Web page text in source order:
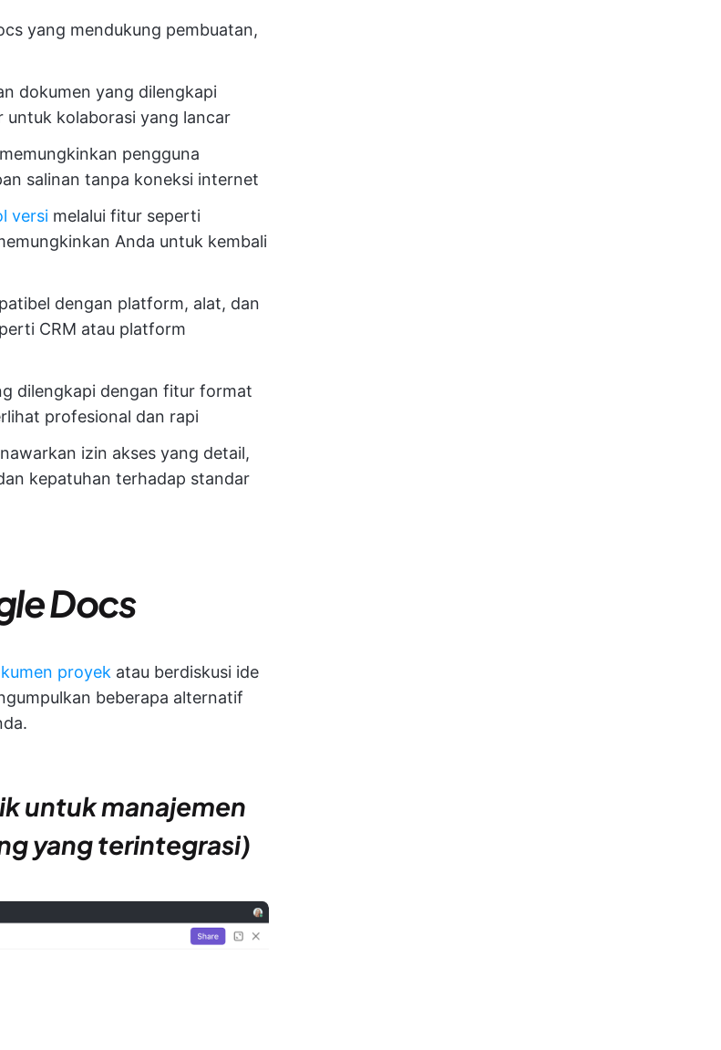
yang mendukung pembuatan,
dokumen yang dilengkapi
kolaborasi yang lancar
pengguna
salinan tanpa koneksi internet
versi melalui fitur seperti
Anda untuk kembali
dengan platform, alat, dan
CRM atau platform
dilengkapi dengan fitur format
profesional dan rapi
izin akses yang detail,
kepatuhan terhadap standar
Docs
proyek atau berdiskusi ide
beberapa alternatif
untuk manajemen
yang terintegrasi)